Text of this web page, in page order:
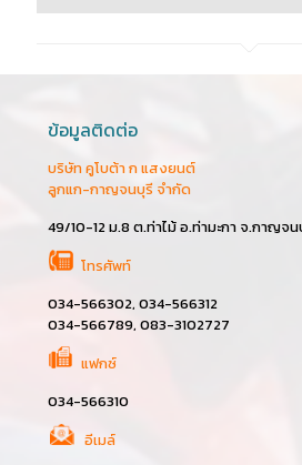
ข้อมูลติดต่อ
บริษัท คูโบต้า ก แสงยนต์
ลูกแก-กาญจนบุรี จำกัด
49/10-12 ม.8 ต.ท่าไม้ อ.ท่ามะกา จ.กาญจน
โทรศัพท์
034-566302, 034-566312
034-566789, 083-3102727
แฟกซ์
034-566310
อีเมล์